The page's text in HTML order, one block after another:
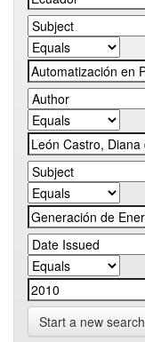
Start a new search